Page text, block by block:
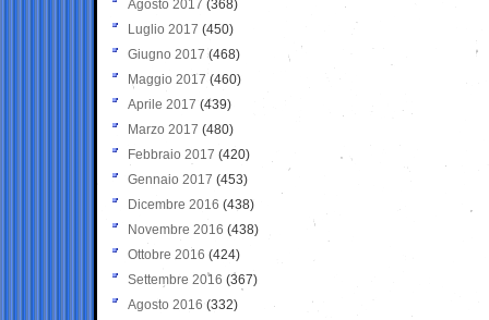
Agosto 2017 (368)
Luglio 2017 (450)
Giugno 2017 (468)
Maggio 2017 (460)
Aprile 2017 (439)
Marzo 2017 (480)
Febbraio 2017 (420)
Gennaio 2017 (453)
Dicembre 2016 (438)
Novembre 2016 (438)
Ottobre 2016 (424)
Settembre 2016 (367)
Agosto 2016 (332)